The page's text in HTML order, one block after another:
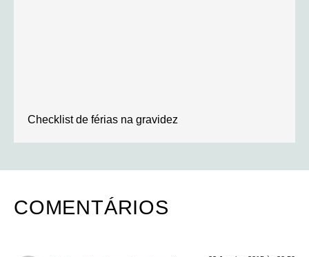
Checklist de férias na gravidez
COMENTÁRIOS